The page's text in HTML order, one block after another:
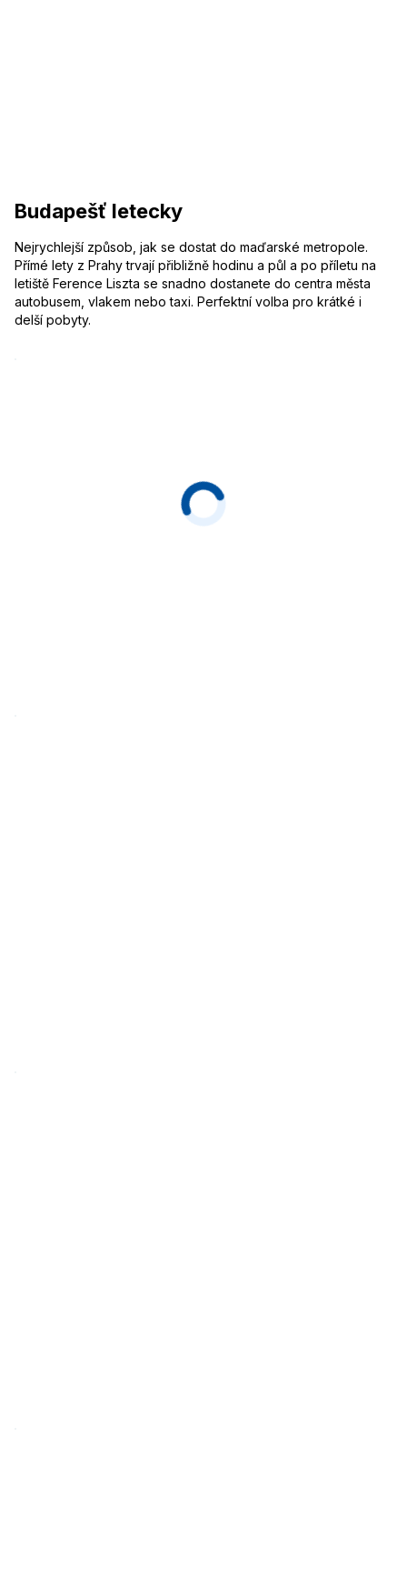
Budapešť letecky
Nejrychlejší způsob, jak se dostat do maďarské metropole.
Přímé lety z Prahy trvají přibližně hodinu a půl a po příletu na
letiště Ference Liszta se snadno dostanete do centra města
autobusem, vlakem nebo taxi. Perfektní volba pro krátké i
delší pobyty.